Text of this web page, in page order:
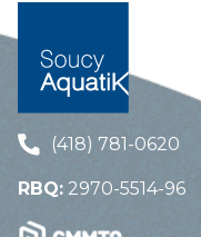
(418) 781-0620
RBQ: 2970-5514-96